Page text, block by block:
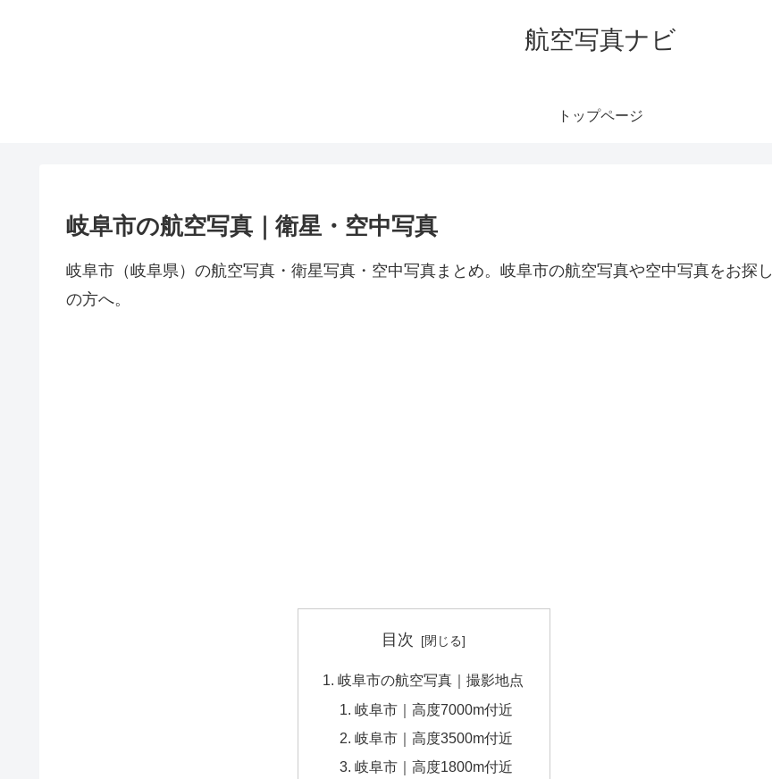
航空写真ナビ
トップページ
岐阜市の航空写真｜衛星・空中写真
岐阜市（岐阜県）の航空写真・衛星写真・空中写真まとめ。岐阜市の航空写真や空中写真をお探し
の方へ。
目次
岐阜市の航空写真｜撮影地点
岐阜市｜高度7000m付近
岐阜市｜高度3500m付近
岐阜市｜高度1800m付近